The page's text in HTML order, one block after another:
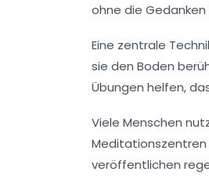
ohne die
Eine zentrale
sie den Boden
Übungen helfen,
Viele Menschen
Meditationszentren
veröffentlichen